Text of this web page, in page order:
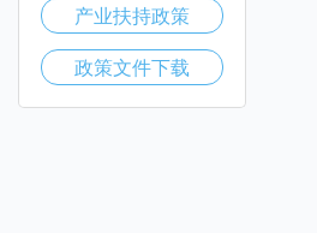
产业扶持政策
政策文件下载